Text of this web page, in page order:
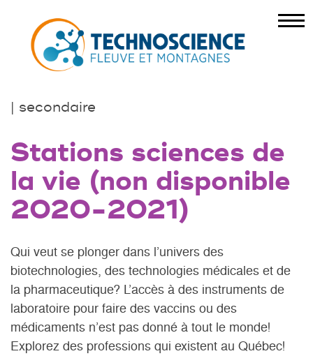
| secondaire
Stations sciences de
la vie (non disponible
2020-2021)
Qui veut se plonger dans l’univers des
biotechnologies, des technologies médicales et de
la pharmaceutique? L’accès à des instruments de
laboratoire pour faire des vaccins ou des
médicaments n’est pas donné à tout le monde!
Explorez des professions qui existent au Québec!